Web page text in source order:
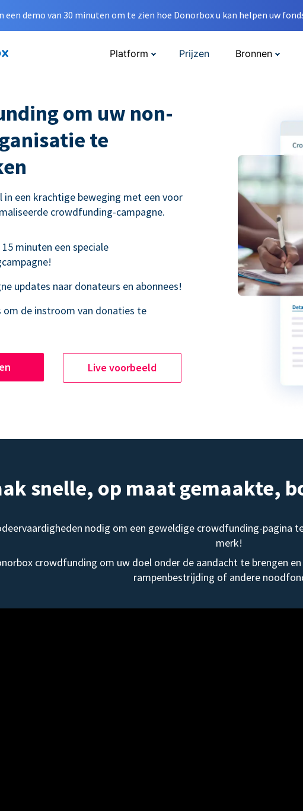
een demo van 30 minuten om te zien hoe Donorbox u kan helpen uw
Platform Prijzen Bronnen
om uw non-
te
in een krachtige beweging met een voor
crowdfunding-campagne.
15 minuten een speciale
updates naar donateurs en abonnees!
om de instroom van donaties te
Live voorbeeld
snelle, op maat gemaakte,
nodig om een geweldige crowdfunding-pagina
merk!
crowdfunding om uw doel onder de aandacht te brengen
rampenbestrijding of andere